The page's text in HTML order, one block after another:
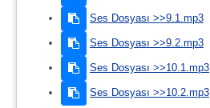
Ses Dosyası >>9.1.mp3
Ses Dosyası >>9.2.mp3
Ses Dosyası >>10.1.mp3
Ses Dosyası >>10.2.mp3